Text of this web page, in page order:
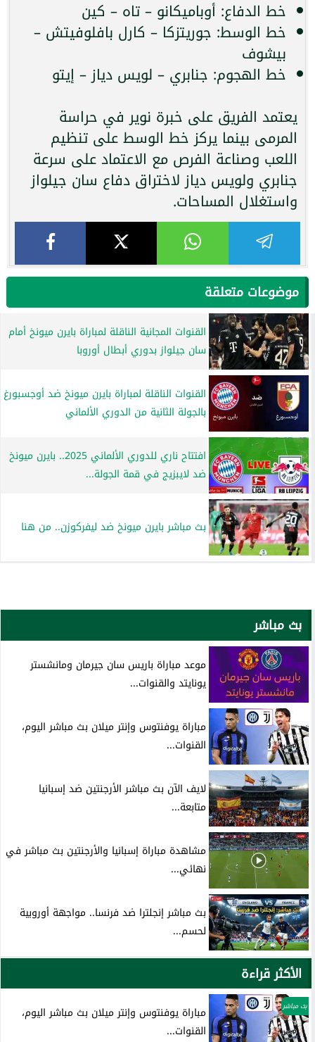
خط الدفاع: أوباميكانو – تاه – كين
خط الوسط: جوريتزكا – كارل بافلوفيتش –
بيشوف
خط الهجوم: جنابري – لويس دياز – إيتو
يعتمد الفريق على خبرة نوير في حراسة
المرمى بينما يركز خط الوسط على تنظيم
اللعب وصناعة الفرص مع الاعتماد على سرعة
جنابري ولويس دياز لاختراق دفاع سان جيلواز
واستغلال المساحات.
موضوعات متعلقة
القنوات المجانية الناقلة لمباراة بايرن ميونخ أمام
سان جيلواز بدوري أبطال أوروبا
القنوات الناقلة لمباراة بايرن ميونخ ضد أوجسبورغ
بالجولة الثانية من الدوري الألماني
افتتاح ناري للدوري الألماني 2025.. بايرن ميونخ
ضد لايبزيج في قمة الجولة...
بث مباشر بايرن ميونخ ضد ليفركوزن.. من هنا
بث مباشر
موعد مباراة باريس سان جيرمان ومانشستر
يونايتد والقنوات...
مباراة يوفنتوس وإنتر ميلان بث مباشر اليوم،
القنوات...
لايف الآن بث مباشر الأرجنتين ضد إسبانيا
متابعة...
مشاهدة مباراة إسبانيا والأرجنتين بث مباشر في
نهائي...
بث مباشر إنجلترا ضد فرنسا.. مواجهة أوروبية
لحسم...
الأكثر قراءة
بث مباشر
مباراة يوفنتوس وإنتر ميلان بث مباشر اليوم،
القنوات...